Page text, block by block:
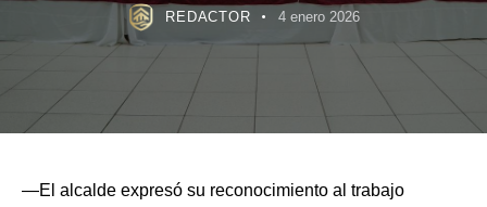
REDACTOR 4 enero 2026
—El alcalde expresó su reconocimiento al trabajo